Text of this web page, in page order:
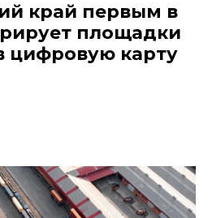
край первым в
площадки
цифровую карту